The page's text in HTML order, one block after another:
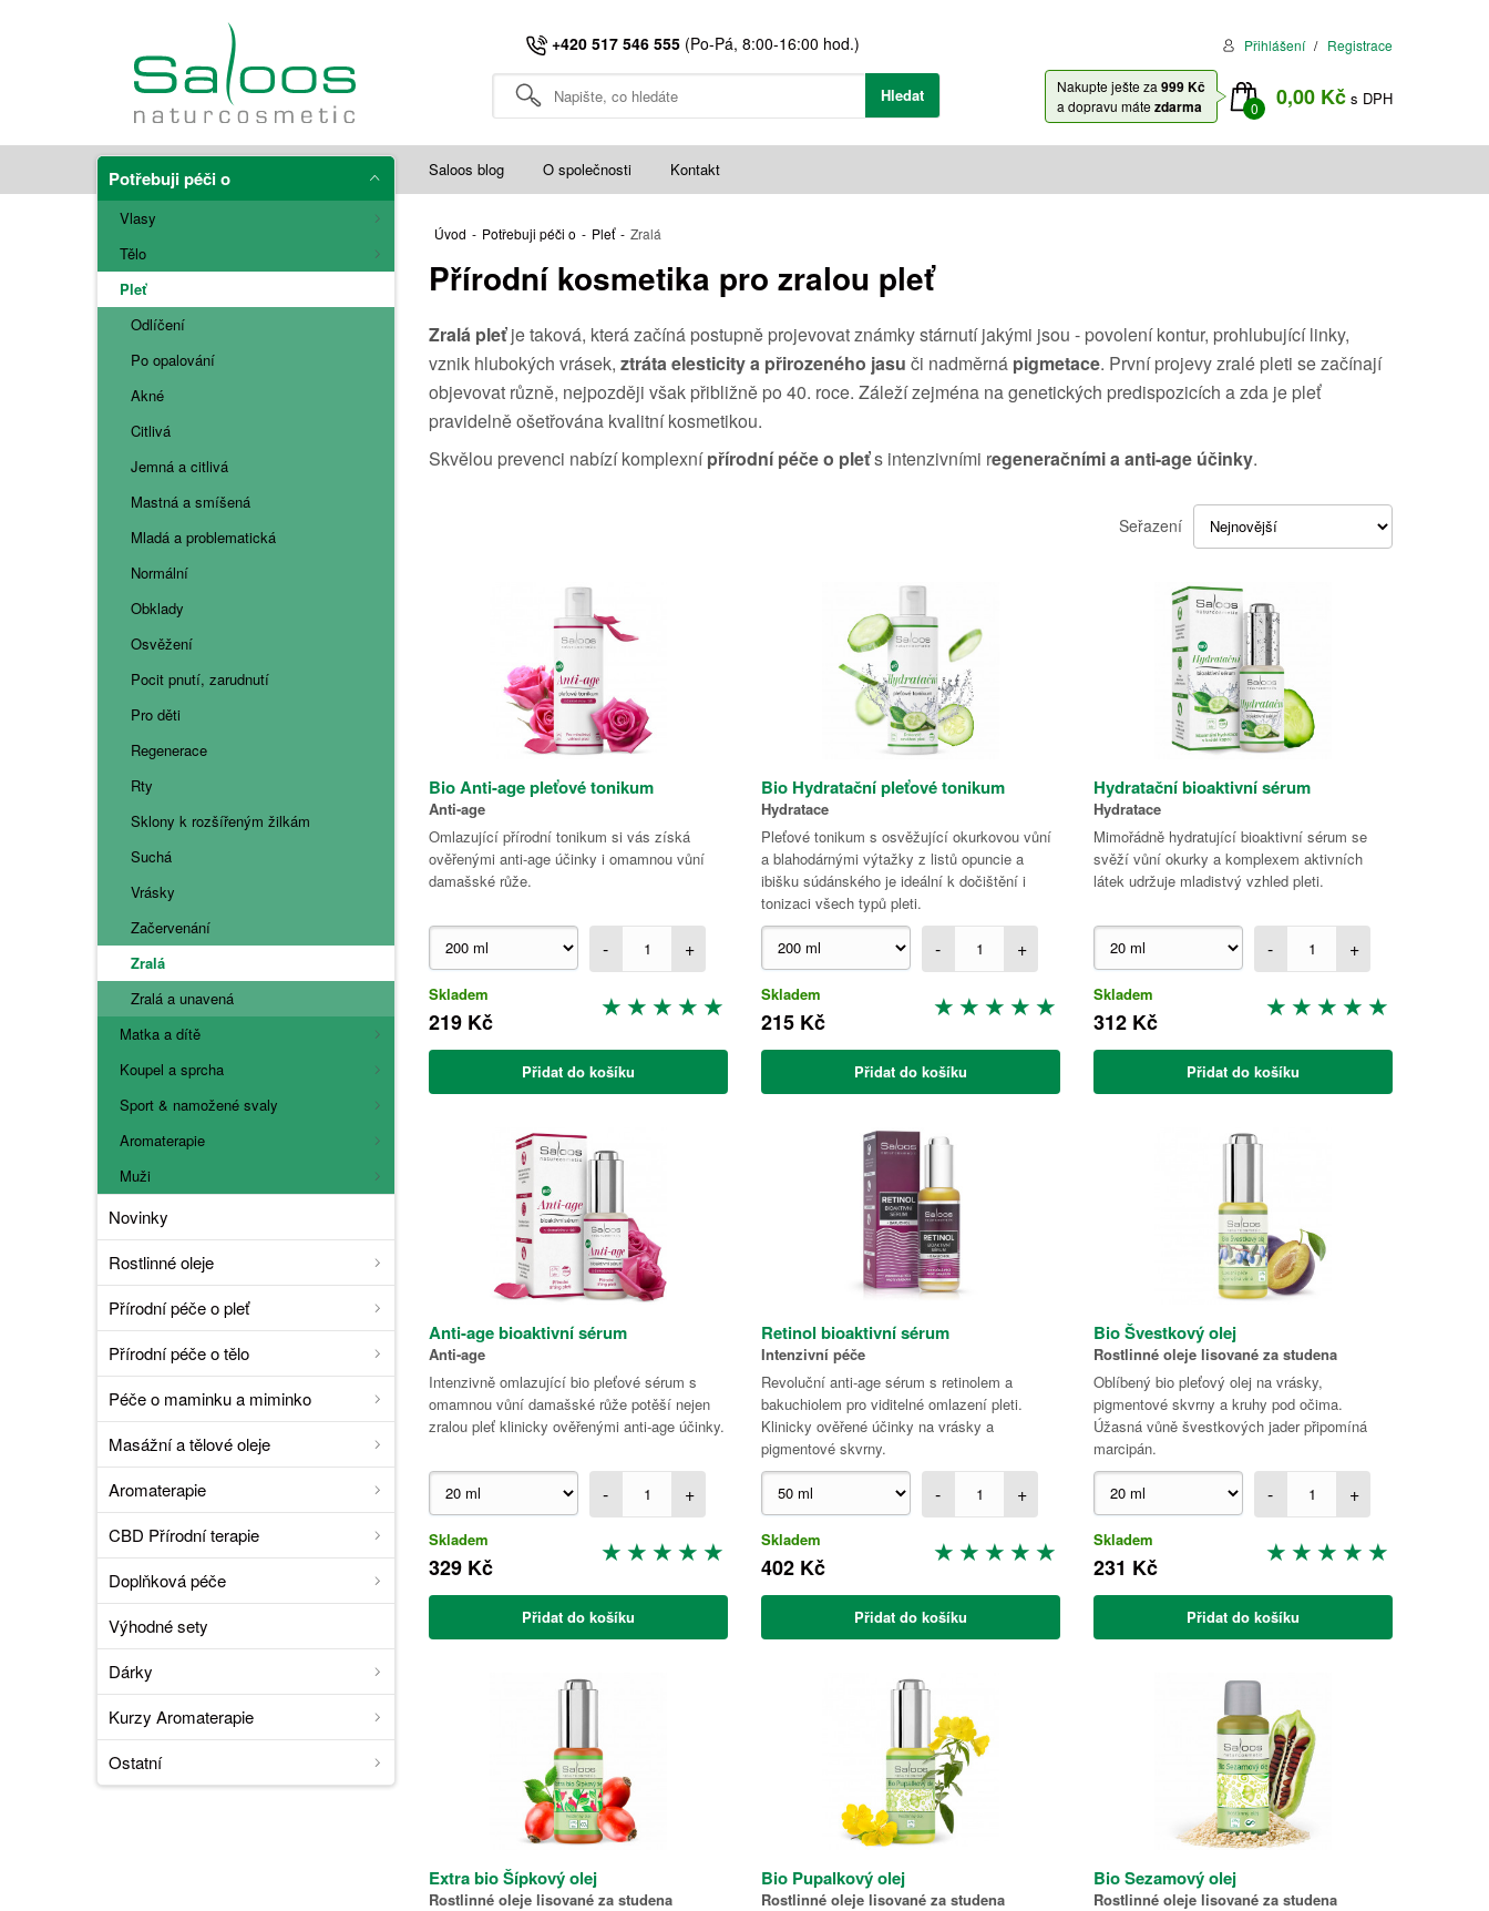
+420 517 546 555(Po-Pá, 8:00-16:00 hod.) Přihlášení Registrace
Hledat
0 0,00 Kč s DPH
Nakupte ješte za 999 Kč
a dopravu mátezdarma
Saloos blog O společnosti Kontakt
Potřebuji péči o
Vlasy
Tělo
Pleť
Odlíčení
Po opalování
Akné
Citlivá
Jemná a citlivá
Mastná a smíšená
Mladá a problematická
Normální
Obklady
Osvěžení
Pocit pnutí, zarudnutí
Pro děti
Regenerace
Rty
Sklony k rozšířeným žilkám
Suchá
Vrásky
Začervenání
Zralá
Zralá a unavená
Matka a dítě
Koupel a sprcha
Sport & namožené svaly
Aromaterapie
Muži
Novinky
Rostlinné oleje
Přírodní péče o pleť
Přírodní péče o tělo
Péče o maminku a miminko
Masážní a tělové oleje
Aromaterapie
CBD Přírodní terapie
Doplňková péče
Výhodné sety
Dárky
Kurzy Aromaterapie
Ostatní
Úvod - Potřebuji péči o - Pleť - Zralá
Přírodní kosmetika pro zralou pleť
Zralá pleťje taková, která začíná postupně projevovat známky stárnutí jakými jsou - povolení kontur, prohlubující linky,
vznik hlubokých vrásek, ztráta elesticity a přirozeného jasu či nadměrná pigmetace. První projevy zralé pleti se začínají
objevovat různě, nejpozději však přibližně po 40. roce. Záleží zejména na genetických predispozicích a zda je pleť
pravidelně ošetřována kvalitní kosmetikou.
Skvělou prevenci nabízí komplexnípřírodní péče o pleťs intenzivními regeneračními a anti-age účinky.
Seřazení
Bio Anti-age pleťové tonikum
Anti-age
Omlazující přírodní tonikum si vás získá
ověřenými anti-age účinky i omamnou vůní
damašské růže.
- +
Skladem
219 Kč
Přidat do košíku
Bio Hydratační pleťové tonikum
Hydratace
Pleťové tonikum s osvěžující okurkovou vůní
a blahodárnými výtažky z listů opuncie a
ibišku súdánského je ideální k dočištění i
tonizaci všech typů pleti.
- +
Skladem
215 Kč
Přidat do košíku
Hydratační bioaktivní sérum
Hydratace
Mimořádně hydratující bioaktivní sérum se
svěží vůní okurky a komplexem aktivních
látek udržuje mladistvý vzhled pleti.
- +
Skladem
312 Kč
Přidat do košíku
Anti-age bioaktivní sérum
Anti-age
Intenzivně omlazující bio pleťové sérum s
omamnou vůní damašské růže potěší nejen
zralou pleť klinicky ověřenými anti-age účinky.
- +
Skladem
329 Kč
Přidat do košíku
Retinol bioaktivní sérum
Intenzivní péče
Revoluční anti-age sérum s retinolem a
bakuchiolem pro viditelné omlazení pleti.
Klinicky ověřené účinky na vrásky a
pigmentové skvrny.
- +
Skladem
402 Kč
Přidat do košíku
Bio Švestkový olej
Rostlinné oleje lisované za studena
Oblíbený bio pleťový olej na vrásky,
pigmentové skvrny a kruhy pod očima.
Úžasná vůně švestkových jader připomíná
marcipán.
- +
Skladem
231 Kč
Přidat do košíku
Extra bio Šípkový olej
Rostlinné oleje lisované za studena
Bio Pupalkový olej
Rostlinné oleje lisované za studena
Bio Sezamový olej
Rostlinné oleje lisované za studena